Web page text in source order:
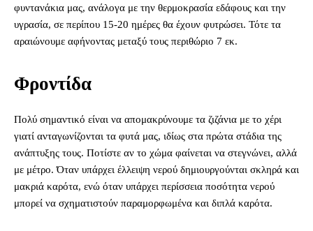
φυντανάκια μας, ανάλογα με την θερμοκρασία εδάφους και την
υγρασία, σε περίπου 15-20 ημέρες θα έχουν φυτρώσει. Τότε τα
αραιώνουμε αφήνοντας μεταξύ τους περιθώριο 7 εκ.
Φροντίδα
Πολύ σημαντικό είναι να απομακρύνουμε τα ζιζάνια με το χέρι
γιατί ανταγωνίζονται τα φυτά μας, ιδίως στα πρώτα στάδια της
ανάπτυξης τους. Ποτίστε αν το χώμα φαίνεται να στεγνώνει, αλλά
με μέτρο. Όταν υπάρχει έλλειψη νερού δημιουργούνται σκληρά και
μακριά καρότα, ενώ όταν υπάρχει περίσσεια ποσότητα νερού
μπορεί να σχηματιστούν παραμορφωμένα και διπλά καρότα.